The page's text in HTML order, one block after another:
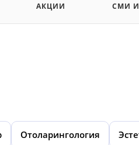
АКЦИИ СМИ
Отоларингология